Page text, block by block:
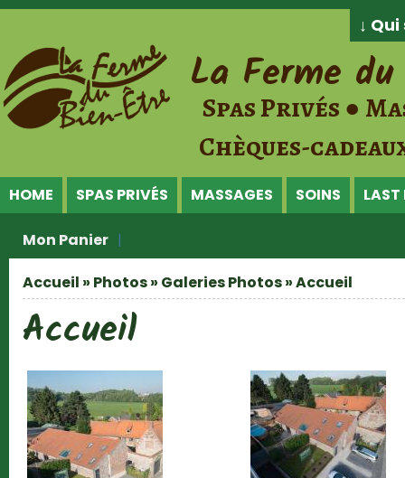
Jump to Content
↓
La Ferme
Spas Privés ●
Chèques-
HOME SPAS PRIVÉS MASSAGES SOINS LAST
Mon Panier
Vous êtes ici
Accueil » Photos» Galeries Photos» Accueil
Accueil